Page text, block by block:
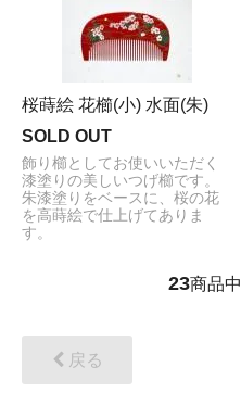
桜蒔絵 花櫛(小) 水面(朱)
SOLD OUT
飾り櫛としてお使いいただく
漆塗りの美しいつげ櫛です。
朱漆塗りをベースに、桜の花
を高蒔絵で仕上げてありま
す。
23商品中
戻る